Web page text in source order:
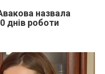
назвала
днів роботи